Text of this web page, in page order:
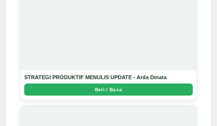
STRATEGI PRODUKTIF MENULIS UPDATE - Arda Dinata
Beli / Baca